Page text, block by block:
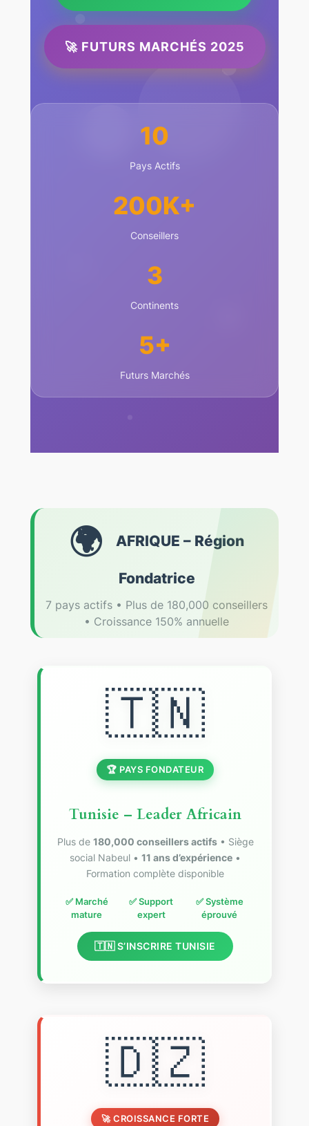
🚀 FUTURS MARCHÉS 2025
10
Pays Actifs
200K+
Conseillers
3
Continents
5+
Futurs Marchés
🌍 AFRIQUE – Région
Fondatrice
7 pays actifs • Plus de 180,000 conseillers
• Croissance 150% annuelle
🇹🇳
🏆 PAYS FONDATEUR
Tunisie – Leader Africain
Plus de 180,000 conseillers actifs• Siège
social Nabeul • 11 ans d’expérience •
Formation complète disponible
✅ Marché
mature
✅ Support
expert
✅ Système
éprouvé
🇹🇳 S’INSCRIRE TUNISIE
🇩🇿
🚀 CROISSANCE FORTE